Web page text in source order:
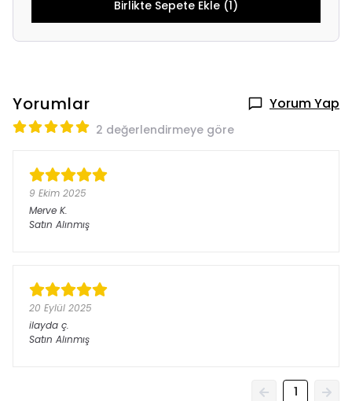
Birlikte Sepete Ekle (1)
Yorumlar Yorum Yap
2 değerlendirmeye göre
9 Ekim 2025
Merve K.
Satın Alınmış
20 Eylül 2025
ilayda ç.
Satın Alınmış
1